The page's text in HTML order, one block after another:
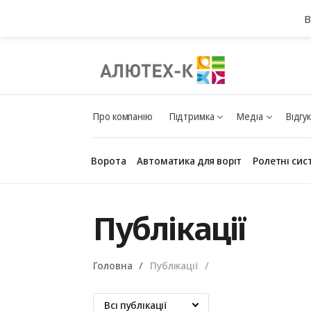
Про компанію Підтримка Медіа
Ворота Автоматика для воріт Ролетні
Публікації
Головна Публікації
Всі публікації